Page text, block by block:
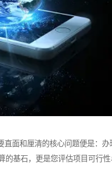
面和厘清的核心问题便是：办
的基石，更是您评估项目可行